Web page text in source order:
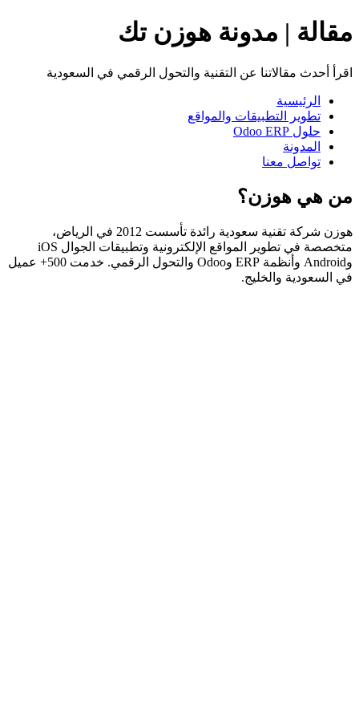
مقالة | مدونة هوزن تك
اقرأ أحدث مقالاتنا عن التقنية والتحول الرقمي في السعودية
الرئيسية
تطوير التطبيقات والمواقع
حلول Odoo ERP
المدونة
تواصل معنا
من هي هوزن؟
هوزن شركة تقنية سعودية رائدة تأسست 2012 في الرياض،
متخصصة في تطوير المواقع الإلكترونية وتطبيقات الجوال iOS
وAndroid وأنظمة ERP وOdoo والتحول الرقمي. خدمت 500+ عميل
في السعودية والخليج.